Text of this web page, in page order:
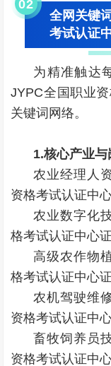
02
全网关键
考试认证
为精准触达
JYPC全国职业
关键词网络。
1.核心产业与
农业经理人
资格考试认证中
农业数字化
格考试认证中心证
高级农作物
格考试认证中心证
农机驾驶维
资格考试认证中
畜牧饲养员
资格考试认证中